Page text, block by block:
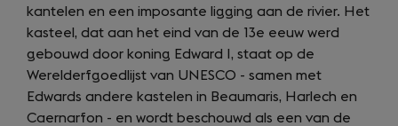
a
new
tab)
kantelen en een imposante ligging aan de rivier. Het
kasteel, dat aan het eind van de 13e eeuw werd
gebouwd door koning Edward I, staat op de
Werelderfgoedlijst van UNESCO - samen met
Edwards andere kastelen in Beaumaris, Harlech en
Caernarfon - en wordt beschouwd als een van de